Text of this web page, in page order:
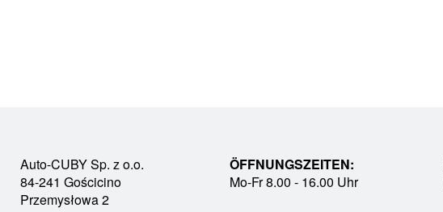
Auto-CUBY Sp. z o.o.
84-241 Gościcino
Przemysłowa 2
ÖFFNUNGSZEITEN:
Mo-Fr 8.00 - 16.00 Uhr